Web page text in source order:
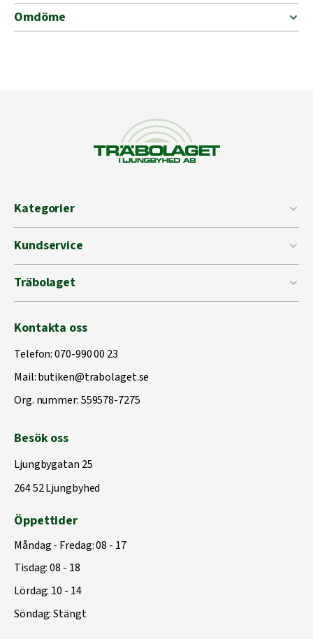
Omdöme
Kategorier
Kundservice
Träbolaget
Kontakta oss
Telefon:070-990 00 23
Mail:butiken@trabolaget.se
Org. nummer: 559578-7275
Besök oss
Ljungbygatan 25
264 52 Ljungbyhed
Öppettider
Måndag - Fredag: 08 - 17
Tisdag: 08 - 18
Lördag: 10 - 14
Söndag: Stängt